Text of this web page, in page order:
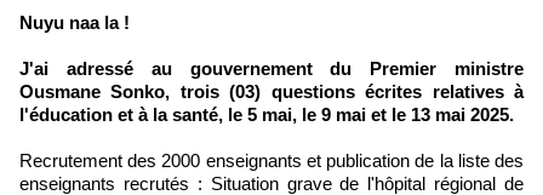
Nuyu naa la !
J'ai adressé au gouvernement du Premier ministre
Ousmane Sonko, trois (03) questions écrites relatives à
l'éducation et à la santé, le 5 mai, le 9 mai et le 13 mai 2025.
Recrutement des 2000 enseignants et publication de la liste des
enseignants recrutés : Situation grave de l'hôpital régional de